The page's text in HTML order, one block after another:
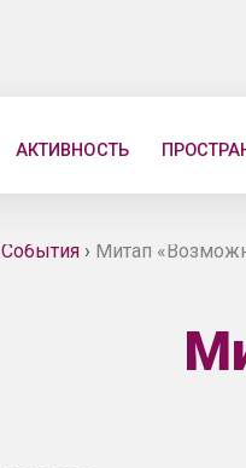
АКТИВНОСТЬ
События› Митап